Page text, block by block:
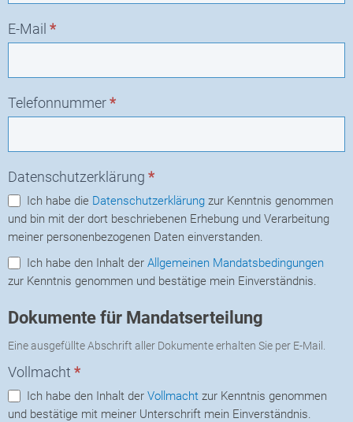
E-Mail *
Telefonnummer*
Datenschutzerklärung *
Ich habe die Datenschutzerklärung zur Kenntnis genommen
und bin mit der dort beschriebenen Erhebung und Verarbeitung
meiner personenbezogenen Daten einverstanden.
Ich habe den Inhalt der Allgemeinen Mandatsbedingungen
zur Kenntnis genommen und bestätige mein Einverständnis.
Dokumente für Mandatserteilung
Eine ausgefüllte Abschrift aller Dokumente erhalten Sie per E-Mail.
Vollmacht *
Ich habe den Inhalt der Vollmacht zur Kenntnis genommen
und bestätige mit meiner Unterschrift mein Einverständnis.